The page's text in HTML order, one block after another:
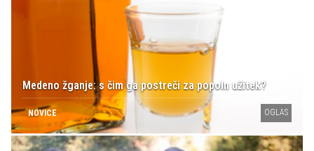
Medeno žganje: s čim ga postreči za popoln užitek?
NOVICE OGLAS